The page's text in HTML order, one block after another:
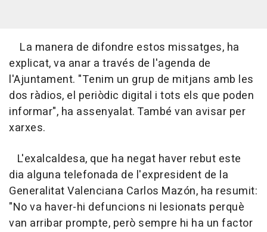
La manera de difondre estos missatges, ha
explicat, va anar a través de l'agenda de
l'Ajuntament. "Tenim un grup de mitjans amb les
dos ràdios, el periòdic digital i tots els que poden
informar", ha assenyalat. També van avisar per
xarxes.
L'exalcaldesa, que ha negat haver rebut este
dia alguna telefonada de l'expresident de la
Generalitat Valenciana Carlos Mazón, ha resumit:
"No va haver-hi defuncions ni lesionats perquè
van arribar prompte, però sempre hi ha un factor